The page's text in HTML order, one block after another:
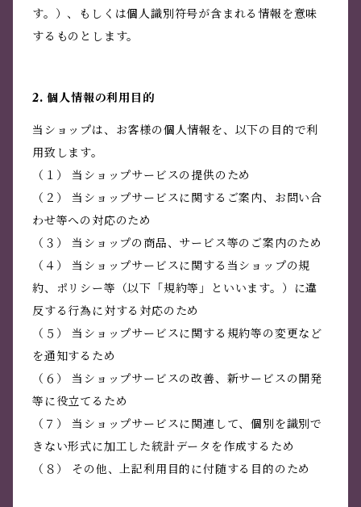
す。）、もしくは個人識別符号が含まれる情報を意味
するものとします。
2. 個人情報の利用目的
当ショップは、お客様の個人情報を、以下の目的で利
用致します。
（１） 当ショップサービスの提供のため
（２） 当ショップサービスに関するご案内、お問い合
わせ等への対応のため
（３） 当ショップの商品、サービス等のご案内のため
（４） 当ショップサービスに関する当ショップの規
約、ポリシー等（以下「規約等」といいます。）に違
反する行為に対する対応のため
（５） 当ショップサービスに関する規約等の変更など
を通知するため
（６） 当ショップサービスの改善、新サービスの開発
等に役立てるため
（７） 当ショップサービスに関連して、個別を識別で
きない形式に加工した統計データを作成するため
（８） その他、上記利用目的に付随する目的のため